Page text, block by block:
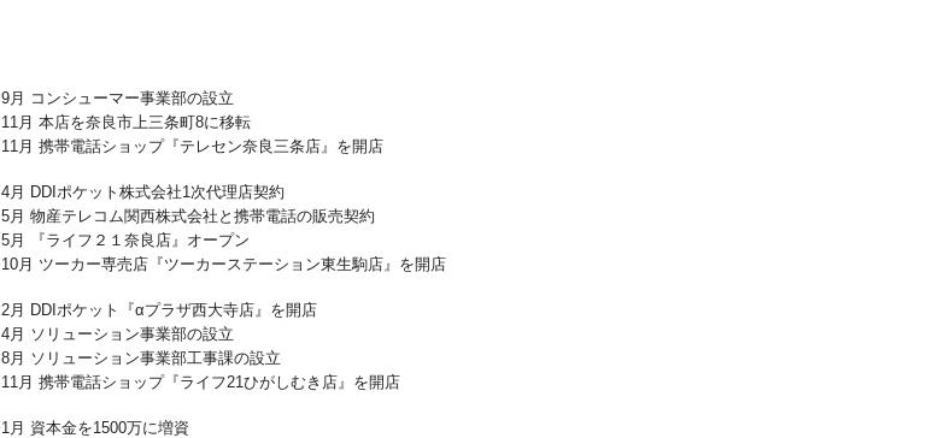
9月 コンシューマー事業部の設立
11月 本店を奈良市上三条町8に移転
11月 携帯電話ショップ『テレセン奈良三条店』を開店
4月 DDIポケット株式会社1次代理店契約
5月 物産テレコム関西株式会社と携帯電話の販売契約
5月 『ライフ２１奈良店』オープン
10月 ツーカー専売店『ツーカーステーション東生駒店』を開店
2月 DDIポケット『αプラザ西大寺店』を開店
4月 ソリューション事業部の設立
8月 ソリューション事業部工事課の設立
11月 携帯電話ショップ『ライフ21ひがしむき店』を開店
1月 資本金を1500万に増資